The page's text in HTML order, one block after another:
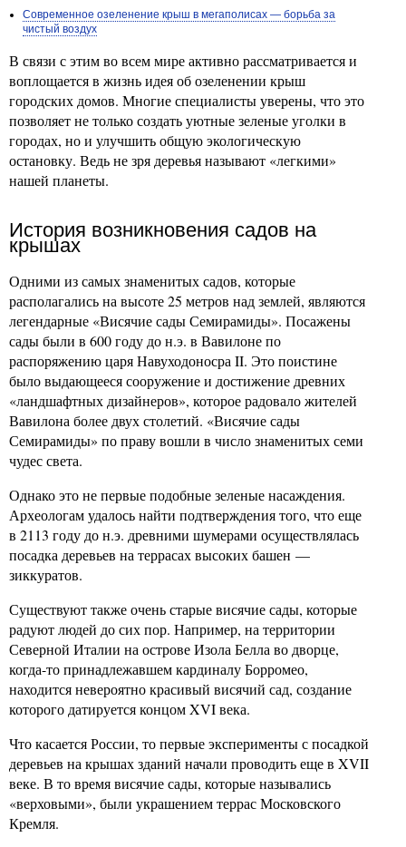
Современное озеленение крыш в мегаполисах — борьба за
чистый воздух
В связи с этим во всем мире активно рассматривается и
воплощается в жизнь идея об озеленении крыш
городских домов. Многие специалисты уверены, что это
позволяет не только создать уютные зеленые уголки в
городах, но и улучшить общую экологическую
остановку. Ведь не зря деревья называют «легкими»
нашей планеты.
История возникновения садов на
крышах
Одними из самых знаменитых садов, которые
располагались на высоте 25 метров над землей, являются
легендарные «Висячие сады Семирамиды». Посажены
сады были в 600 году до н.э. в Вавилоне по
распоряжению царя Навуходоносра II. Это поистине
было выдающееся сооружение и достижение древних
«ландшафтных дизайнеров», которое радовало жителей
Вавилона более двух столетий. «Висячие сады
Семирамиды» по праву вошли в число знаменитых семи
чудес света.
Однако это не первые подобные зеленые насаждения.
Археологам удалось найти подтверждения того, что еще
в 2113 году до н.э. древними шумерами осуществлялась
посадка деревьев на террасах высоких башен —
зиккуратов.
Существуют также очень старые висячие сады, которые
радуют людей до сих пор. Например, на территории
Северной Италии на острове Изола Белла во дворце,
когда-то принадлежавшем кардиналу Борромео,
находится невероятно красивый висячий сад, создание
которого датируется концом XVI века.
Что касается России, то первые эксперименты с посадкой
деревьев на крышах зданий начали проводить еще в XVII
веке. В то время висячие сады, которые назывались
«верховыми», были украшением террас Московского
Кремля.